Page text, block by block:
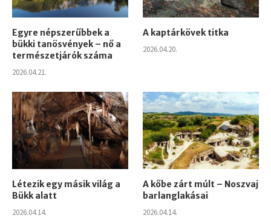
Egyre népszerűbbek a
bükki tanösvények – nő a
természetjárók száma
2026.04.21.
A kaptárkövek titka
2026.04.20.
Létezik egy másik világ a
Bükk alatt
2026.04.14.
A kőbe zárt múlt – Noszvaj
barlanglakásai
2026.04.14.